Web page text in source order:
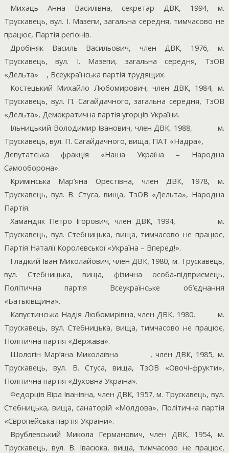
Михаць Анна Василівна, секретар ДВК, 1994, м.
Трускавець, вул. І. Мазепи, загальна середня, тимчасово не
працює, Партія регіонів.
Дробіняк Василь Васильович, член ДВК, 1976, м.
Трускавець, вул. І. Мазепи, загальна середня, ТзОВ
«Дельта»
, Всеукраїнська партія трудящих.
Костецький Михайло Любомирович, член ДВК, 1984, м.
Трускавець, вул. П. Сагайдачного, загальна середня, ТзОВ
«Дельта», Демократична партія угорців України.
Ільницький Володимир Іванович, член ДВК, 1988,
м.
Трускавець, вул. П. Сагайдачного, вища, ПАТ «Надра»,
Депутатська фракція «Наша Україна – Народна
Самооборона».
Кримінська Мар’яна Орестівна, член ДВК, 1978, м.
Трускавець, вул. В. Стуса, вища, ТзОВ «Дельта», Народна
Партія.
Хамандяк Петро Ігорович, член ДВК, 1994,
м.
Трускавець, вул. Стебницька, вища, тимчасово не працює,
Партія Наталії Королевської «Україна – Вперед!».
Гладкий Іван Миколайович, член ДВК, 1980, м. Трускавець,
вул. Стебницька, вища, фізична особа-підприємець,
Політична партія Всеукраїнське об’єднання
«Батьківщина».
Капустинська Надія Любомирівна, член ДВК, 1980,
м.
Трускавець, вул. Стебницька, вища, тимчасово не працює,
Політична партія «Держава».
Шологін Мар’яна Миколаївна
, член ДВК, 1985, м.
Трускавець, вул. В. Стуса, вища, ТзОВ «Овочі-фрукти»,
Політична партія «Духовна Україна».
Федорців Віра Іванівна, член ДВК, 1957, м. Трускавець, вул.
Стебницька, вища, санаторій «Молдова», Політична партія
«Європейська партія України».
Врублевський Микола Германович, член ДВК, 1954, м.
Трускавець, вул. В. Івасюка, вища, тимчасово не працює,